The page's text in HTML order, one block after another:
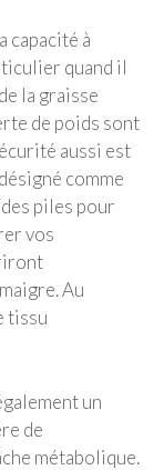
capacité à
quand il
la graisse
de poids sont
aussi est
comme
piles pour
vos
Au
tissu
un
de
métabolique.